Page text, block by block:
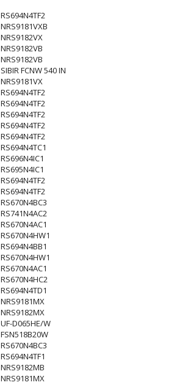
RS694N4TF2
NRS9181VXB
NRS9182VX
NRS9182VB
NRS9182VB
SIBIR FCNW 540 IN
NRS9181VX
RS694N4TF2
RS694N4TF2
RS694N4TF2
RS694N4TF2
RS694N4TF2
RS694N4TC1
RS696N4IC1
RS695N4IC1
RS694N4TF2
RS694N4TF2
RS670N4BC3
RS741N4AC2
RS670N4AC1
RS670N4HW1
RS694N4BB1
RS670N4HW1
RS670N4AC1
RS670N4HC2
RS694N4TD1
NRS9181MX
NRS9182MX
UF-D065HE/W
FSN518B20W
RS670N4BC3
RS694N4TF1
NRS9182MB
NRS9181MX